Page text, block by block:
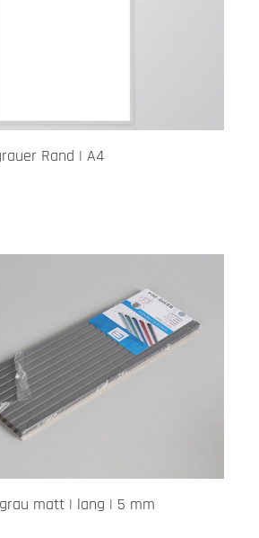
Rand | A4
matt | lang | 5 mm